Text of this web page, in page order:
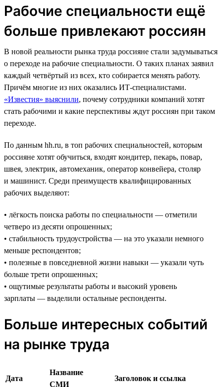
Рабочие специальности ещё
больше привлекают россиян
В новой реальности рынка труда россияне стали задумываться
о переходе на рабочие специальности. О таких планах заявил
каждый четвёртый из всех, кто собирается менять работу.
Причём многие из них оказались ИТ-специалистами.
«Известия» выяснили, почему сотрудники компаний хотят
стать рабочими и какие перспективы ждут россиян при таком
переходе.
По данным hh.ru, в топ рабочих специальностей, которым
россияне хотят обучиться, входят кондитер, пекарь, повар,
швея, электрик, автомеханик, оператор конвейера, столяр
и машинист. Среди преимуществ квалифицированных
рабочих выделяют:
• лёгкость поиска работы по специальности — отметили
четверо из десяти опрошенных;
• стабильность трудоустройства — на это указали немного
меньше респондентов;
• полезные в повседневной жизни навыки — указали чуть
больше трети опрошенных;
• ощутимые результаты работы и высокий уровень
зарплаты — выделили остальные респонденты.
Больше интересных событий
на рынке труда
Дата
Название
СМИ
Заголовок и ссылка